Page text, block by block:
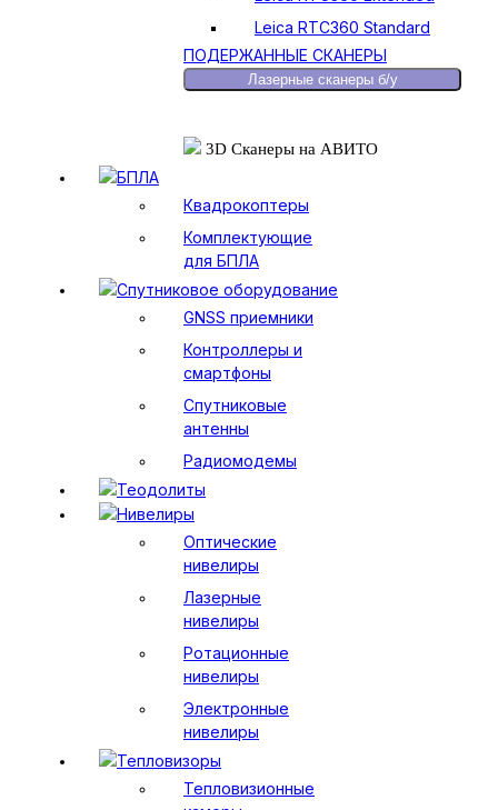
Leica RTC360 Standard
ПОДЕРЖАННЫЕ СКАНЕРЫ
Лазерные сканеры б/у
3D Сканеры на АВИТО
БПЛА
Квадрокоптеры
Комплектующие
для БПЛА
Спутниковое оборудование
GNSS приемники
Контроллеры и
смартфоны
Спутниковые
антенны
Радиомодемы
Теодолиты
Нивелиры
Оптические
нивелиры
Лазерные
нивелиры
Ротационные
нивелиры
Электронные
нивелиры
Тепловизоры
Тепловизионные